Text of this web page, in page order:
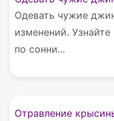
Одевать чужие
изменений.
по сонни...
Отравление